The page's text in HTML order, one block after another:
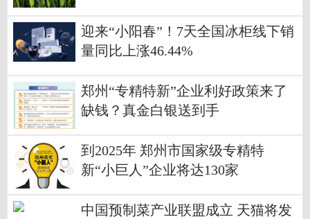
迎来“小阳春”！7天全国冰柜线下销
量同比上涨46.44%
郑州“专精特新”企业利好政策来了
缺钱？真金白银送到手
到2025年 郑州市国家级专精特
新“小巨人”企业将达130家
中国预制菜产业联盟成立 天猫将发